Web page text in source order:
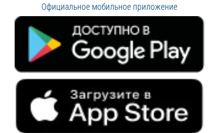
Официальное мобильное приложение